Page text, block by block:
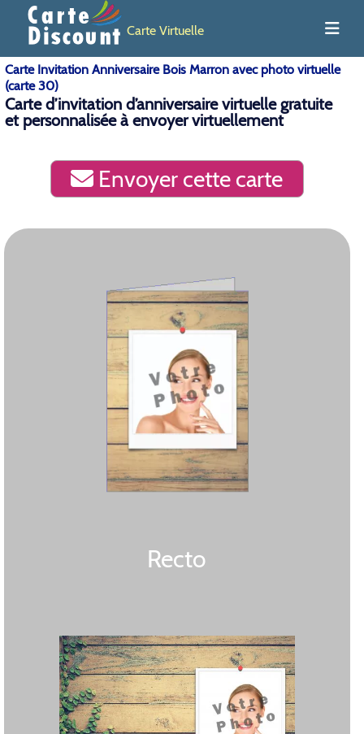
Carte Virtuelle
Carte Invitation Anniversaire Bois Marron avec photo virtuelle
(carte 30)
Carte d’invitation d’anniversaire virtuelle gratuite
et personnalisée à envoyer virtuellement
Envoyer cette carte
Recto